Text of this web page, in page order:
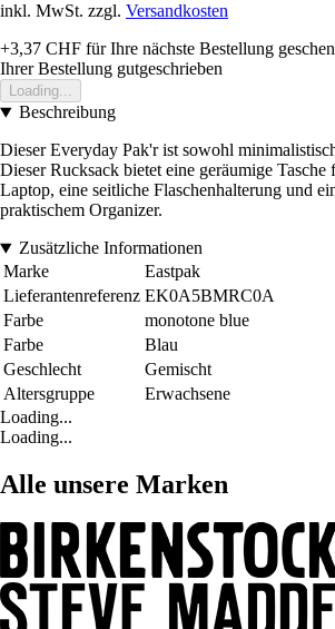
inkl. MwSt. zzgl. Versandkosten
+3,37 CHF für Ihre nächste Bestellung
Ihrer Bestellung gutgeschrieben
Loading...
Beschreibung
Dieser Everyday Pak'r ist sowohl
Dieser Rucksack bietet eine geräumige
Laptop, eine seitliche Flaschenhalterung und
praktischem Organizer.
Zusätzliche Informationen
Marke
Eastpak
Lieferantenreferenz EK0A5BMRC0A
Farbe
monotone blue
Farbe
Blau
Geschlecht
Gemischt
Altersgruppe
Erwachsene
Loading...
Loading...
Alle unsere Marken